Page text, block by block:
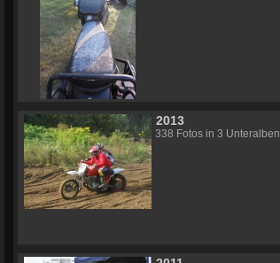
2013
338 Fotos in 3 Unteralben